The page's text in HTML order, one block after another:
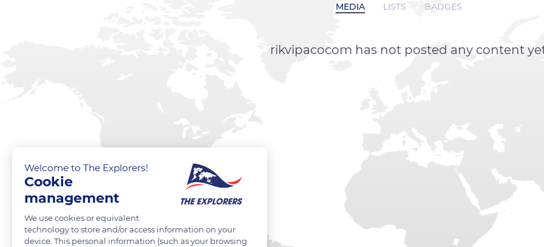
MEDIA LISTS BADGES
rikvipacocom has not posted any content
Welcome to The Explorers!
Cookie
management
We use cookies or equivalent
technology to store and/or access information on your
device. This personal information (such as your browsing